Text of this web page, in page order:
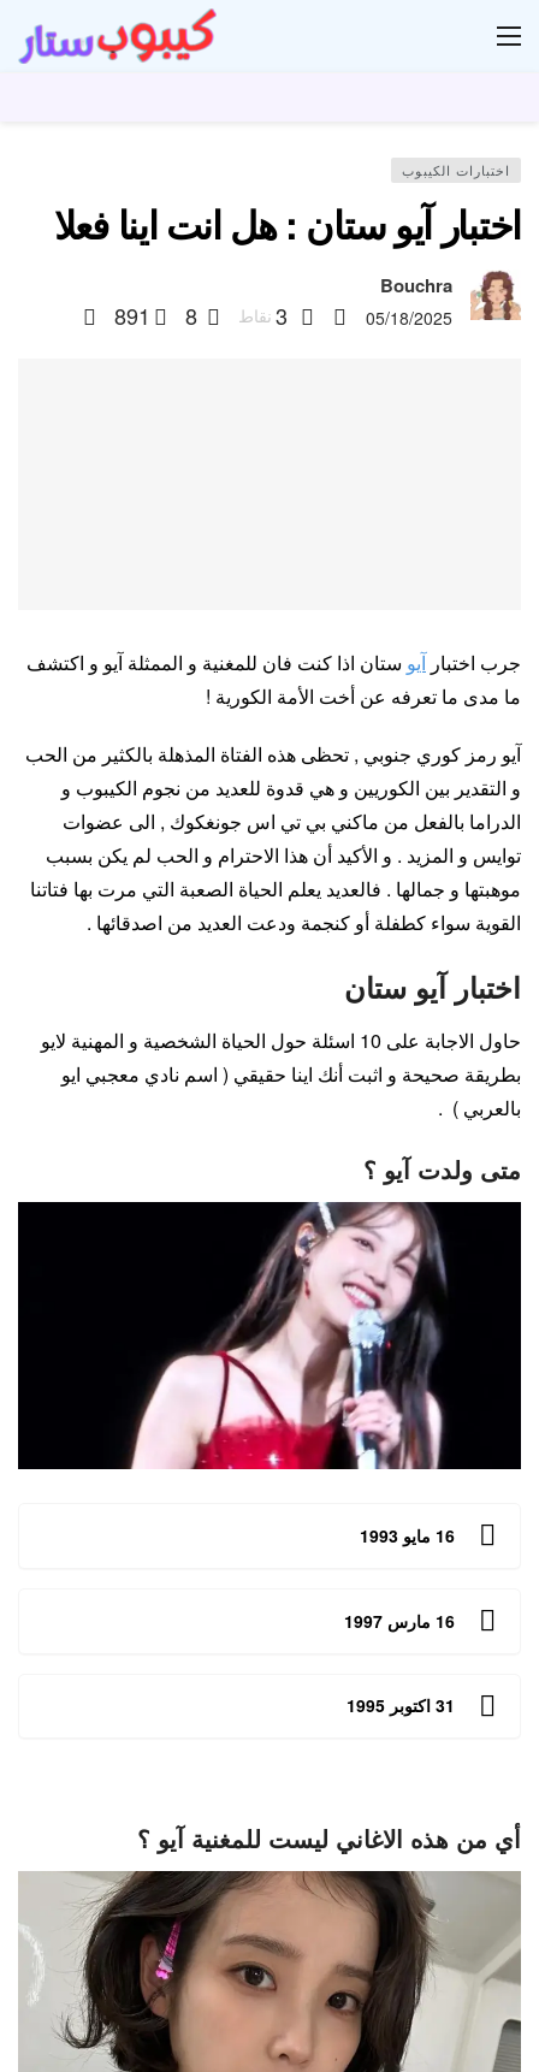
اختبارات الكيبوب
اختبار آيو ستان : هل انت اينا فعلا
Bouchra
05/18/2025
3 نقاط 8
891
جرب اختبارآيو ستان اذا كنت فان للمغنية و الممثلة آيو و اكتشف
ما مدى ما تعرفه عن أخت الأمة الكورية !
آيو رمز كوري جنوبي , تحظى هذه الفتاة المذهلة بالكثير من الحب
و التقدير بين الكوريين و هي قدوة للعديد من نجوم الكيبوب و
الدراما بالفعل من ماكني بي تي اس جونغكوك , الى عضوات
توايس و المزيد . و الأكيد أن هذا الاحترام و الحب لم يكن بسبب
موهبتها و جمالها . فالعديد يعلم الحياة الصعبة التي مرت بها فتاتنا
القوية سواء كطفلة أو كنجمة ودعت العديد من اصدقائها .
اختبار آيو ستان
حاول الاجابة على 10 اسئلة حول الحياة الشخصية و المهنية لايو
بطريقة صحيحة و اثبت أنك اينا حقيقي ( اسم نادي معجبي ايو
بالعربي ) .
متى ولدت آيو ؟
16 مايو 1993
16 مارس 1997
31 اكتوبر 1995
أي من هذه الاغاني ليست للمغنية آيو ؟